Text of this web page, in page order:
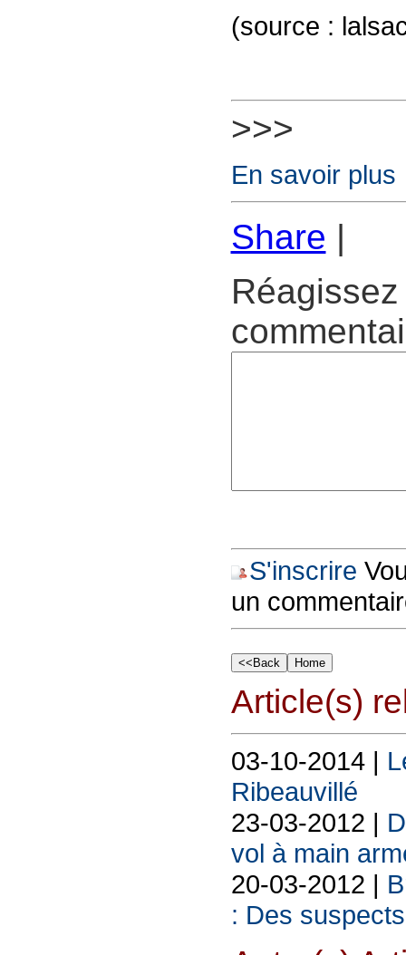
(source :
>>>
En savoir plus
Share |
S'inscrire
un
Article(s)
03-10-2014 |
Ribeauvillé
23-03-2012 |
vol à main
20-03-2012 |
: Des